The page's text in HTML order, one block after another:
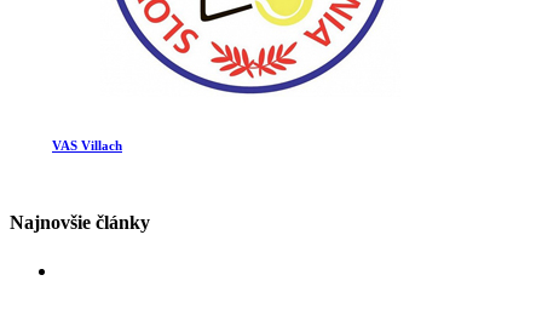
VAS Villach
Najnovšie články